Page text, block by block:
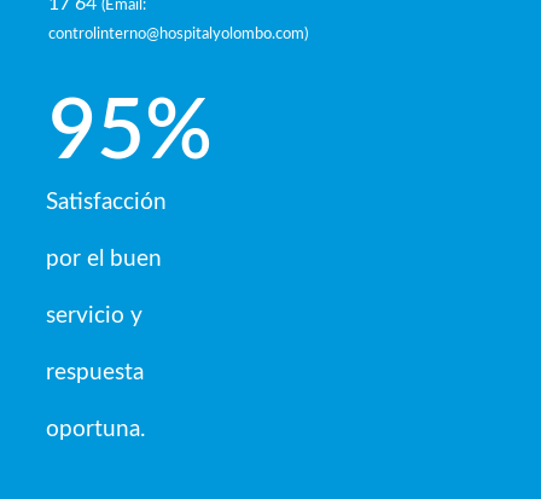
17 64 (Email:
controlinterno@hospitalyolombo.com)
Satisfacción
por el buen
servicio y
respuesta
oportuna.
95%